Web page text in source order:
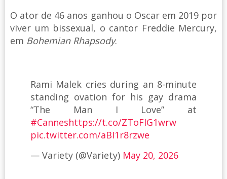
O ator de 46 anos ganhou o Oscar em 2019 por
viver um bissexual, o cantor Freddie Mercury,
em Bohemian Rhapsody.
Rami Malek cries during an 8-minute
standing ovation for his gay drama
“The Man I Love” at
#Canneshttps://t.co/ZToFIG1wrw
pic.twitter.com/aBI1r8rzwe
— Variety (@Variety) May 20, 2026